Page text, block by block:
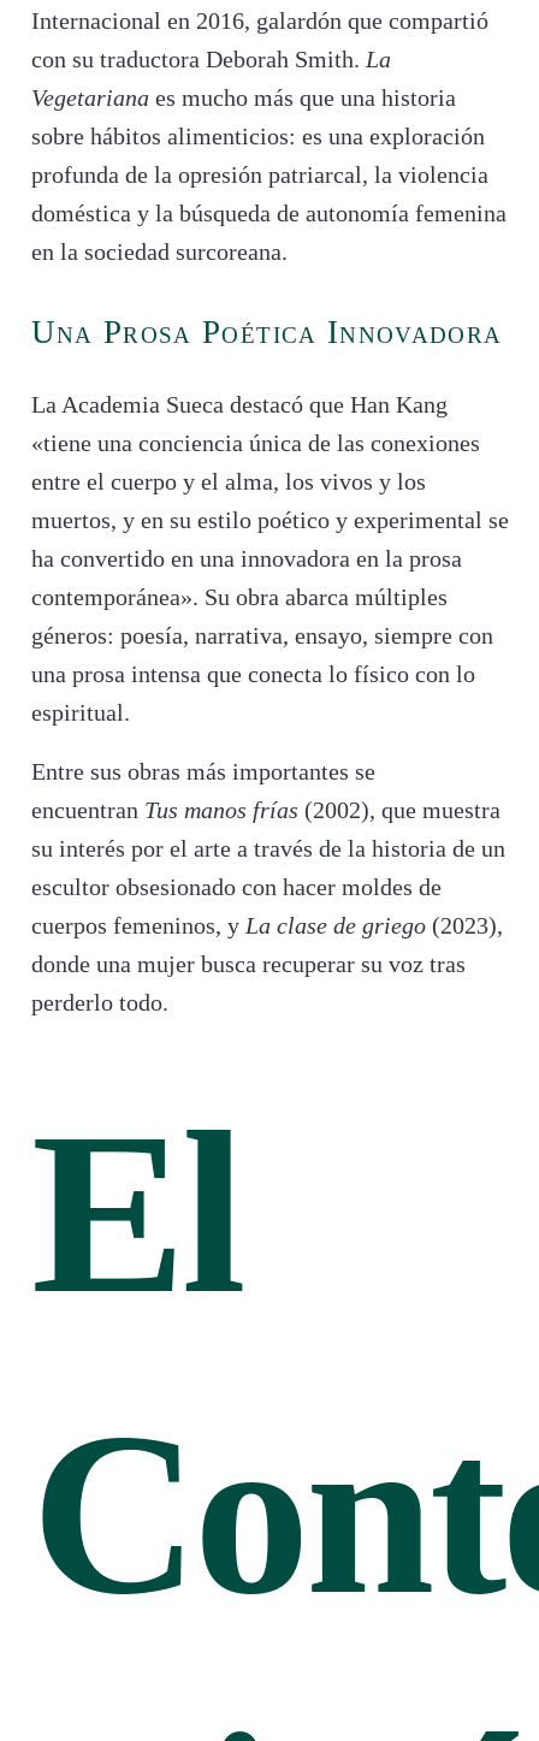
Internacional en 2016, galardón que compartió
con su traductora Deborah Smith. La
Vegetarianaes mucho más que una historia
sobre hábitos alimenticios: es una exploración
profunda de la opresión patriarcal, la violencia
doméstica y la búsqueda de autonomía femenina
en la sociedad surcoreana.
Una Prosa Poética Innovadora
La Academia Sueca destacó que Han Kang
«tiene una conciencia única de las conexiones
entre el cuerpo y el alma, los vivos y los
muertos, y en su estilo poético y experimental se
ha convertido en una innovadora en la prosa
contemporánea». Su obra abarca múltiples
géneros: poesía, narrativa, ensayo, siempre con
una prosa intensa que conecta lo físico con lo
espiritual.
Entre sus obras más importantes se
encuentran Tus manos frías (2002), que muestra
su interés por el arte a través de la historia de un
escultor obsesionado con hacer moldes de
cuerpos femeninos, y La clase de griego(2023),
donde una mujer busca recuperar su voz tras
perderlo todo.
El